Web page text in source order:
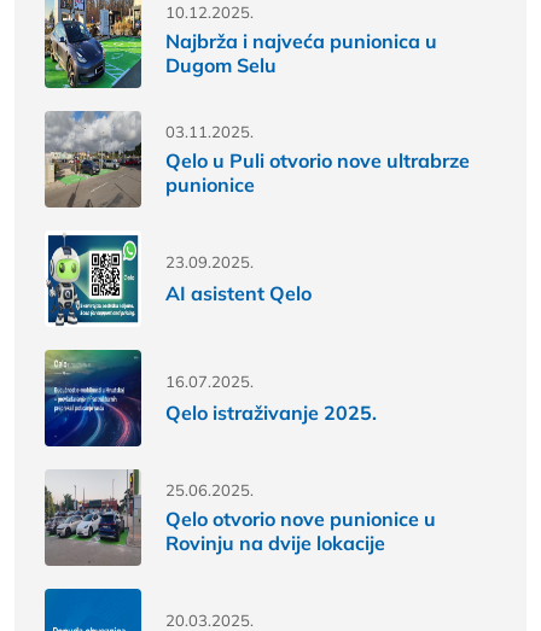
10.12.2025.
Najbrža i najveća punionica u
Dugom Selu
03.11.2025.
Qelo u Puli otvorio nove ultrabrze
punionice
23.09.2025.
AI asistent Qelo
16.07.2025.
Qelo istraživanje 2025.
25.06.2025.
Qelo otvorio nove punionice u
Rovinju na dvije lokacije
20.03.2025.